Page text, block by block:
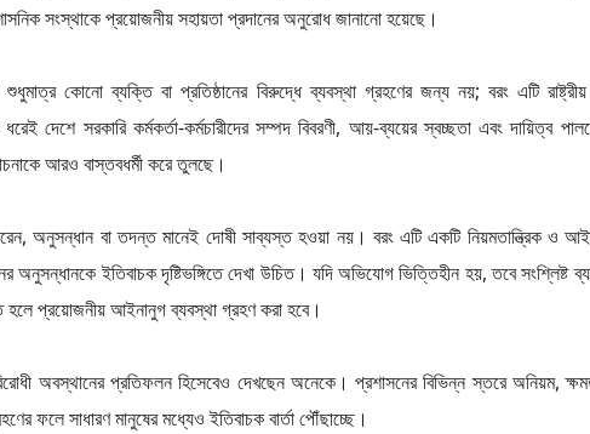
সংস্থাকে প্রয়োজনীয় সহায়তা প্রদানের অনুরোধ জানানো হয়েছে।
কোনো ব্যক্তি বা প্রতিষ্ঠানের বিরুদ্ধে ব্যবস্থা গ্রহণের জন্য নয়; বরং এটি
দেশে সরকারি কর্মকর্তা-কর্মচারীদের সম্পদ বিবরণী, আয়-ব্যয়ের স্বচ্ছতা এবং দায়িত্ব
আরও বাস্তবধর্মী করে তুলছে।
অনুসন্ধান বা তদন্ত মানেই দোষী সাব্যস্ত হওয়া নয়। বরং এটি একটি নিয়মতান্ত্রিক ও
ইতিবাচক দৃষ্টিভঙ্গিতে দেখা উচিত। যদি অভিযোগ ভিত্তিহীন হয়, তবে সংশ্লিষ্ট
প্রয়োজনীয় আইনানুগ ব্যবস্থা গ্রহণ করা হবে।
অবস্থানের প্রতিফলন হিসেবেও দেখছেন অনেকে। প্রশাসনের বিভিন্ন স্তরে অনিয়ম,
ফলে সাধারণ মানুষের মধ্যেও ইতিবাচক বার্তা পৌঁছাচ্ছে।